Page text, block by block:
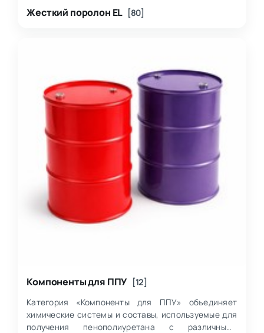
Жесткий поролон EL [80]
Компоненты для ППУ
[12]
Категория «Компоненты для ППУ» объединяет
химические системы и составы, используемые для
получения пенополиуретана с различными